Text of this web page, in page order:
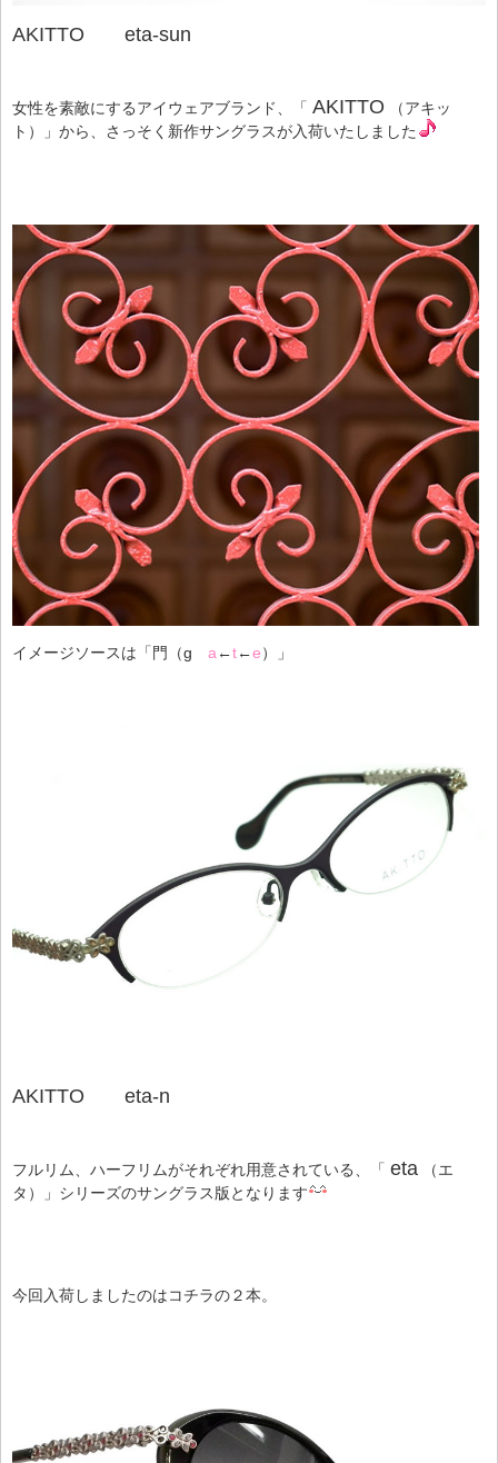
AKITTO eta-sun
女性を素敵にするアイウェアブランド、「 AKITTO （アキッ
ト）」から、さっそく新作サングラスが入荷いたしました
イメージソースは「門（g a ←t←e）」
AKITTO eta-n
フルリム、ハーフリムがそれぞれ用意されている、「 eta （エ
タ）」シリーズのサングラス版となります
今回入荷しましたのはコチラの２本。